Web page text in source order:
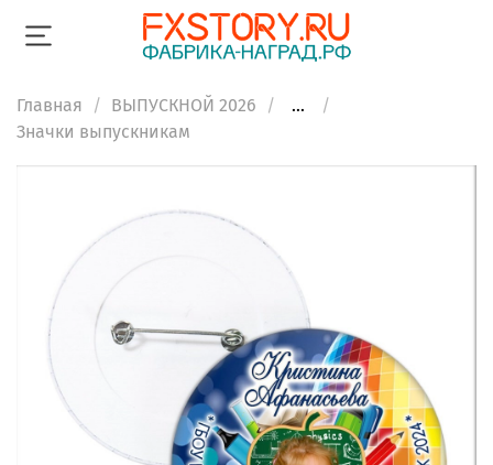
Главная ВЫПУСКНОЙ 2026
...
Значки выпускникам